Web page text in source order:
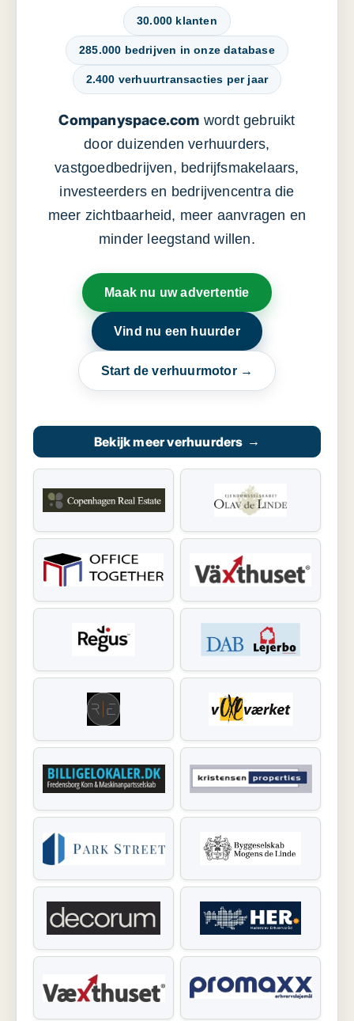
30.000 klanten
285.000 bedrijven in onze database
2.400 verhuurtransacties per jaar
Companyspace.com wordt gebruikt
door duizenden verhuurders,
vastgoedbedrijven, bedrijfsmakelaars,
investeerders en bedrijvencentra die
meer zichtbaarheid, meer aanvragen en
minder leegstand willen.
Maak nu uw advertentie
Vind nu een huurder
Start de verhuurmotor →
Bekijk meer verhuurders →